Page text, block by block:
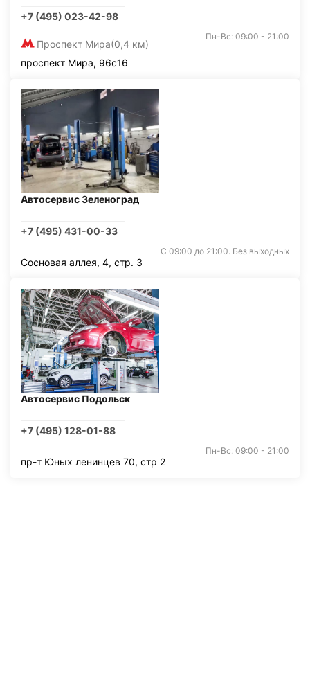
+7 (495) 023-42-98
Проспект Мира(0,4 км)
Пн-Вс: 09:00 - 21:00
проспект Мира, 96с16
Автосервис Зеленоград
+7 (495) 431-00-33
С 09:00 до 21:00. Без выходных
Сосновая аллея, 4, стр. 3
Автосервис Подольск
+7 (495) 128-01-88
Пн-Вс: 09:00 - 21:00
пр-т Юных ленинцев 70, стр 2